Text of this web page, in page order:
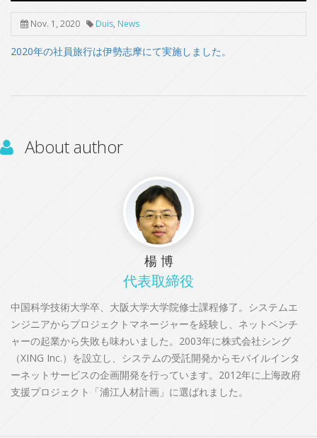
Nov. 1, 2020 Duis, News
2020年の社員旅行は伊勢志摩にて実施しました。
About author
楊 博
代表取締役
中国科学技術大学卒、大阪大学大学院修士課程修了。システムエ
ンジニアからプロジェクトマネージャーを経験し、ネットベンチ
ャーの起業から失敗も味わいました。2003年に株式会社シング
（XING Inc.）を設立し、システムの受託開発からモバイルインタ
ーネットサービスの企画開発を行っています。2012年に上海政府
支援プロジェクト「浦江人材計画」に選ばれました。